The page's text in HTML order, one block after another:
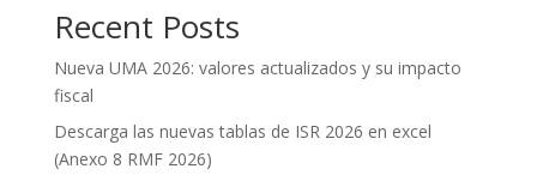
Recent Posts
Nueva UMA 2026: valores actualizados y su impacto
fiscal
Descarga las nuevas tablas de ISR 2026 en excel
(Anexo 8 RMF 2026)